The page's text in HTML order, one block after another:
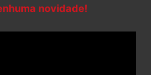
novidade!